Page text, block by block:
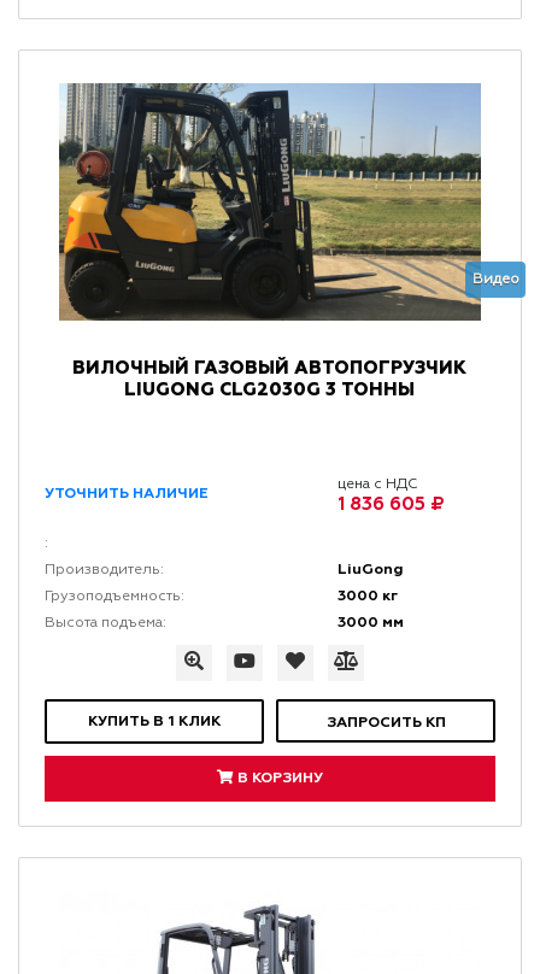
Видео
ВИЛОЧНЫЙ ГАЗОВЫЙ АВТОПОГРУЗЧИК
LIUGONG CLG2030G 3 ТОННЫ
УТОЧНИТЬ НАЛИЧИЕ
цена с НДС
1 836 605 ₽
:
Производитель:
LiuGong
Грузоподъемность: 3000 кг
Высота подъема: 3000 мм
КУПИТЬ В 1 КЛИК ЗАПРОСИТЬ КП
В КОРЗИНУ